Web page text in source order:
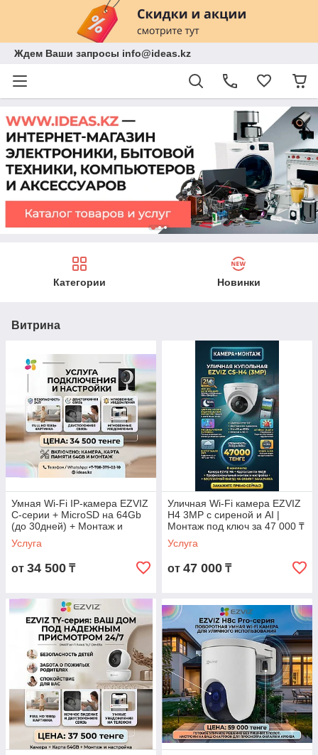
Ждем Ваши запросы info@ideas.kz
Категории Новинки
Витрина
Умная Wi-Fi IP-камера EZVIZ
C-серии + MicroSD на 64Gb
(до 30дней) + Монтаж и
Настройка
Услуга
от 34 500 ₸
Уличная Wi-Fi камера EZVIZ
H4 3MP с сиреной и AI |
Монтаж под ключ за 47 000 ₸
Услуга
от 47 000 ₸